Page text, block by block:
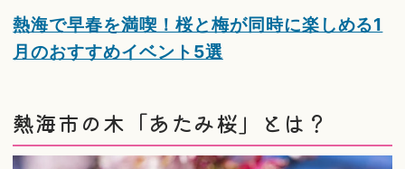
熱海で早春を満喫！桜と梅が同時に楽しめる1
月のおすすめイベント5選
熱海市の木「あたみ桜」とは？